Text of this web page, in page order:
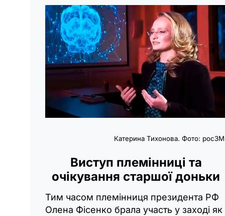
Катерина Тихонова. Фото:
Виступ племінниці та
очікування старшої доньки
Тим часом племінниця президента РФ
Олена Фісенко брала участь у заході як